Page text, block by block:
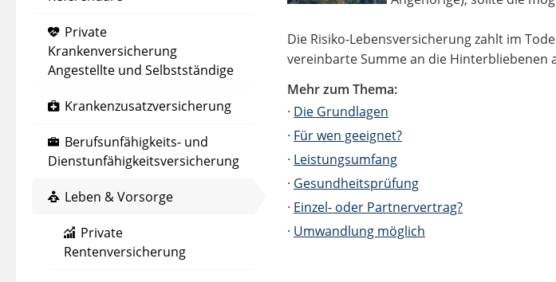
Private
Krankenversicherung
Angestellte und Selbstständige
Krankenzusatzversicherung
Berufsunfähigkeits- und
Dienstunfähigkeitsversicherung
Leben & Vorsorge
Private
Rentenversicherung
Die Risiko-Lebensversicherung zahlt im
vereinbarte Summe an die Hinterbliebenen
Mehr zum Thema:
· Die Grundlagen
· Für wen geeignet?
· Leistungsumfang
· Gesundheitsprüfung
· Einzel- oder Partnervertrag?
· Umwandlung möglich